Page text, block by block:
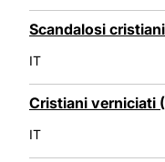
Scandalosi
IT
Cristiani verniciati
IT